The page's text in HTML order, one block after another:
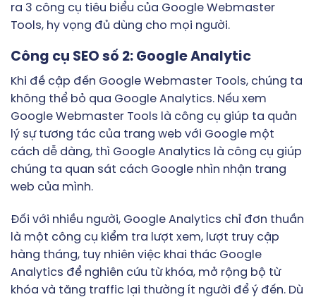
ra 3 công cụ tiêu biểu của Google Webmaster
Tools, hy vọng đủ dùng cho mọi người.
Công cụ SEO số 2: Google Analytic
Khi đề cập đến Google Webmaster Tools, chúng ta
không thể bỏ qua Google Analytics. Nếu xem
Google Webmaster Tools là công cụ giúp ta quản
lý sự tương tác của trang web với Google một
cách dễ dàng, thì Google Analytics là công cụ giúp
chúng ta quan sát cách Google nhìn nhận trang
web của mình.
Đối với nhiều người, Google Analytics chỉ đơn thuần
là một công cụ kiểm tra lượt xem, lượt truy cập
hàng tháng, tuy nhiên việc khai thác Google
Analytics để nghiên cứu từ khóa, mở rộng bộ từ
khóa và tăng traffic lại thường ít người để ý đến. Dù